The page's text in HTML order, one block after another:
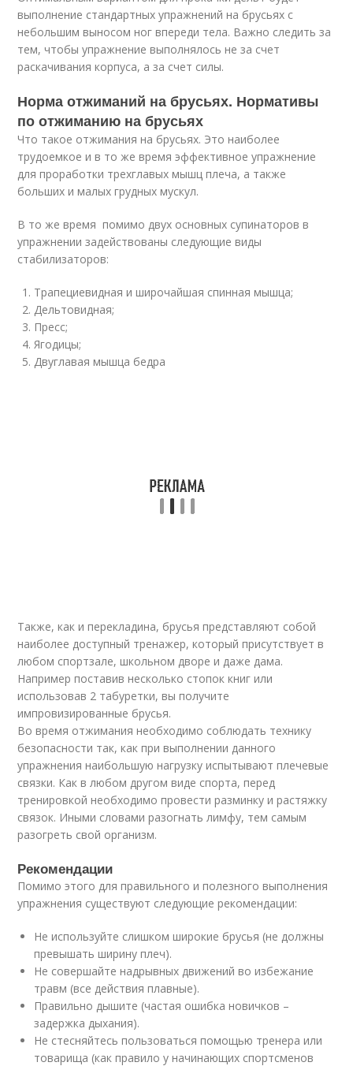
выполнение стандартных упражнений на брусьях с
небольшим выносом ног впереди тела. Важно следить за
тем, чтобы упражнение выполнялось не за счет
раскачивания корпуса, а за счет силы.
Норма отжиманий на брусьях. Нормативы
по отжиманию на брусьях
Что такое отжимания на брусьях. Это наиболее
трудоемкое и в то же время эффективное упражнение
для проработки трехглавых мышц плеча, а также
больших и малых грудных мускул.
В то же время помимо двух основных супинаторов в
упражнении задействованы следующие виды
стабилизаторов:
Трапециевидная и широчайшая спинная мышца;
Дельтовидная;
Пресс;
Ягодицы;
Двуглавая мышца бедра
Также, как и перекладина, брусья представляют собой
наиболее доступный тренажер, который присутствует в
любом спортзале, школьном дворе и даже дама.
Например поставив несколько стопок книг или
использовав 2 табуретки, вы получите
импровизированные брусья.
Во время отжимания необходимо соблюдать технику
безопасности так, как при выполнении данного
упражнения наибольшую нагрузку испытывают плечевые
связки. Как в любом другом виде спорта, перед
тренировкой необходимо провести разминку и растяжку
связок. Иными словами разогнать лимфу, тем самым
разогреть свой организм.
Рекомендации
Помимо этого для правильного и полезного выполнения
упражнения существуют следующие рекомендации:
Не используйте слишком широкие брусья (не должны
превышать ширину плеч).
Не совершайте надрывных движений во избежание
травм (все действия плавные).
Правильно дышите (частая ошибка новичков –
задержка дыхания).
Не стесняйтесь пользоваться помощью тренера или
товарища (как правило у начинающих спортсменов